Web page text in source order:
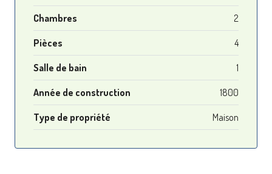
Chambres 2
Pièces 4
Salle de bain 1
Année de construction 1800
Type de propriété Maison